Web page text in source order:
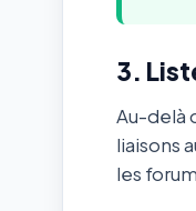
3.
Au-delà
liaisons
les